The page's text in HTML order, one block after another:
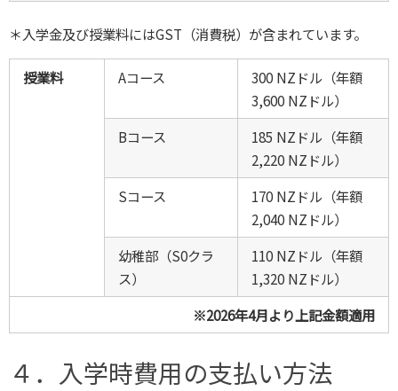
＊入学金及び授業料にはGST（消費税）が含まれています。
授業料 Aコース
300 NZドル（年額
3,600 NZドル）
Bコース
185 NZドル（年額
2,220 NZドル）
Sコース
170 NZドル（年額
2,040 NZドル）
幼稚部（S0クラ
ス）
110 NZドル（年額
1,320 NZドル）
※2026年4月より上記金額適用
４．入学時費用の支払い方法